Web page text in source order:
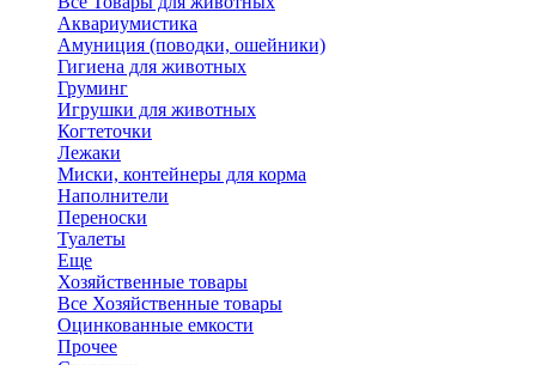
Аквариумистика
Амуниция (поводки, ошейники)
Гигиена для животных
Груминг
Игрушки для животных
Когтеточки
Лежаки
Миски, контейнеры для корма
Наполнители
Переноски
Туалеты
Еще
Хозяйственные товары
Все Хозяйственные товары
Оцинкованные емкости
Прочее